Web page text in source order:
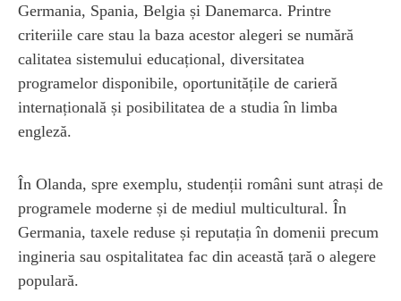
Germania, Spania, Belgia și Danemarca. Printre
criteriile care stau la baza acestor alegeri se numără
calitatea sistemului educațional, diversitatea
programelor disponibile, oportunitățile de carieră
internațională și posibilitatea de a studia în limba
engleză.
În Olanda, spre exemplu, studenții români sunt atrași de
programele moderne și de mediul multicultural. În
Germania, taxele reduse și reputația în domenii precum
ingineria sau ospitalitatea fac din această țară o alegere
populară.